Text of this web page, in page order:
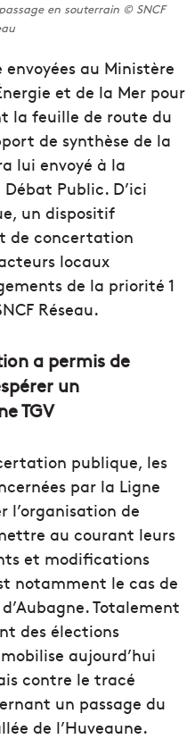
en souterrain © SNCF
au Ministère
et de la Mer pour
la feuille de route du
de synthèse de la
lui envoyé à la
Public. D’ici
un dispositif
de concertation
locaux
de la priorité 1
Réseau.
a permis de
un
TGV
publique, les
par la Ligne
l’organisation de
au courant leurs
et modifications
notamment le cas de
Totalement
des élections
aujourd’hui
contre le tracé
un passage du
de l’Huveaune.